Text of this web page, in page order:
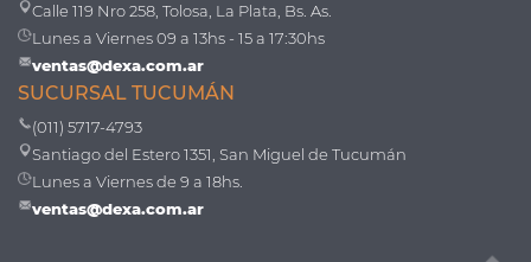
Calle 119 Nro 258, Tolosa, La Plata, Bs. As.
Lunes a Viernes 09 a 13hs - 15 a 17:30hs
ventas@dexa.com.ar
SUCURSAL TUCUMÁN
(011) 5717-4793
Santiago del Estero 1351, San Miguel de Tucumán
Lunes a Viernes de 9 a 18hs.
ventas@dexa.com.ar